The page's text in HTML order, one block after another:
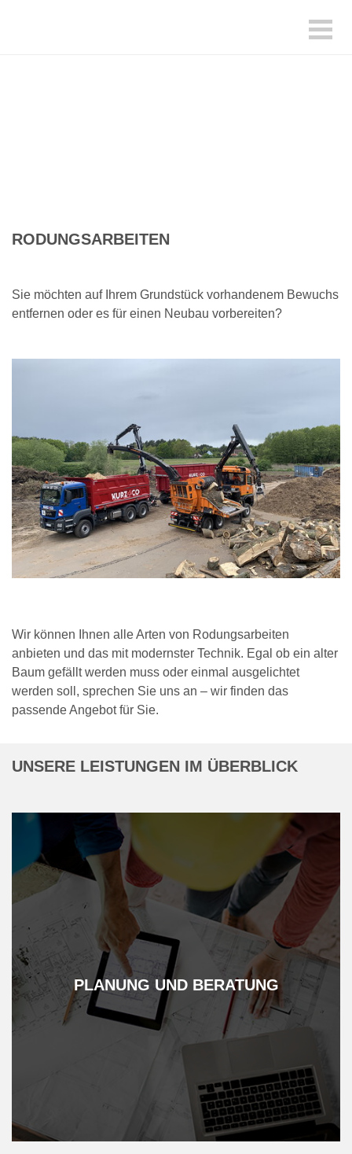
RODUNGS­ARBEITEN
Sie möchten auf Ihrem Grundstück vorhandenem Bewuchs
entfernen oder es für einen Neubau vorbereiten?
Wir können Ihnen alle Arten von Rodungsarbeiten
anbieten und das mit modernster Technik. Egal ob ein alter
Baum gefällt werden muss oder einmal ausgelichtet
werden soll, sprechen Sie uns an – wir finden das
passende Angebot für Sie.
UNSERE LEISTUNGEN IM ÜBERBLICK
PLANUNG UND BERATUNG